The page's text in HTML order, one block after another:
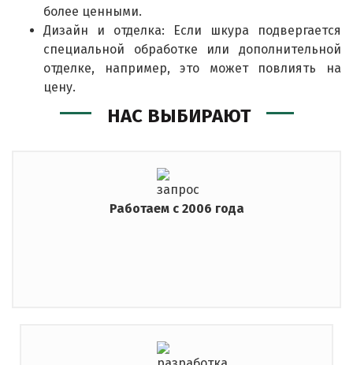
более ценными.
Дизайн и отделка: Если шкура подвергается
специальной обработке или дополнительной
отделке, например, это может повлиять на
цену.
НАС ВЫБИРАЮТ
Работаем с 2006 года